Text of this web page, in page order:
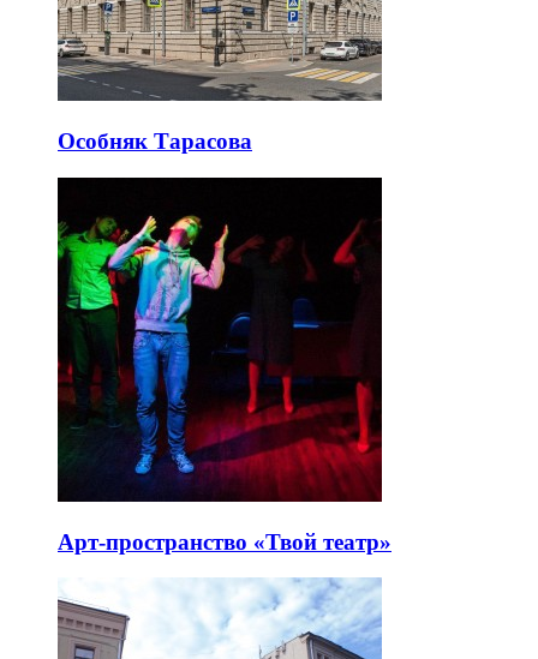
Особняк Тарасова
Арт-пространство «Твой театр»